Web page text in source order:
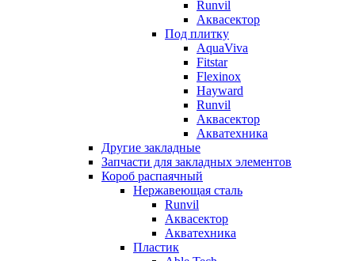
Runvil
Аквасектор
Под плитку
AquaViva
Fitstar
Flexinox
Hayward
Runvil
Аквасектор
Акватехника
Другие закладные
Запчасти для закладных элементов
Короб распаячный
Нержавеющая сталь
Runvil
Аквасектор
Акватехника
Пластик